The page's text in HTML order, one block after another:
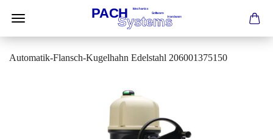
Automatik-Flansch-Kugelhahn Edelstahl 206001375150